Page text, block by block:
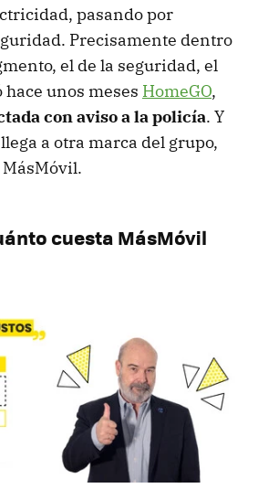
pasando por
Precisamente dentro
el de la seguridad, el
unos meses HomeGO,
con aviso a la policía. Y
a otra marca del grupo,
cuesta MásMóvil